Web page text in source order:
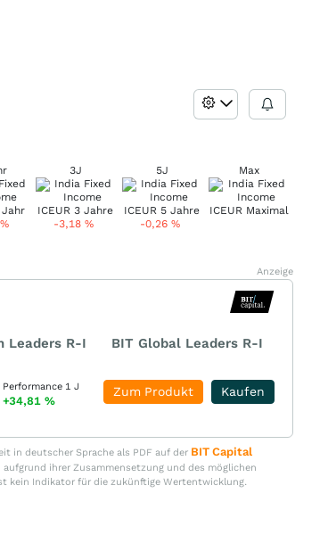
%
3J
-3,18%
5J
-0,26%
Max
Anzeige
Leaders R-I BIT Global Leaders R-I
Performance 1 J
+34,81 %
Kaufen
Zum Produkt
in deutscher Sprache als PDF auf der BIT Capital
ihrer Zusammensetzung und des möglichen
kein Indikator für die zukünftige Wertentwicklung.